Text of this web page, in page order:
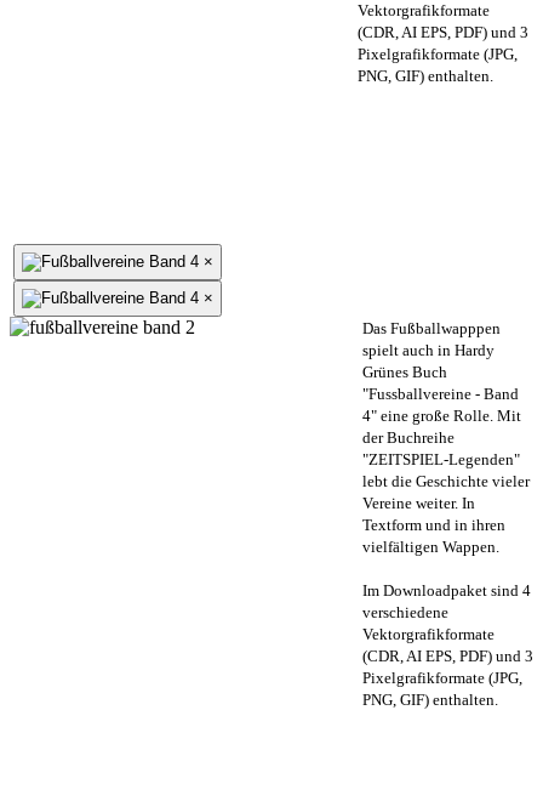
Vektorgrafikformate
(CDR, AI EPS, PDF) und 3
Pixelgrafikformate (JPG,
PNG, GIF) enthalten.
×
×
Das Fußballwapppen
spielt auch in Hardy
Grünes Buch
"Fussballvereine - Band
4" eine große Rolle. Mit
der Buchreihe
"ZEITSPIEL-Legenden"
lebt die Geschichte vieler
Vereine weiter. In
Textform und in ihren
vielfältigen Wappen.
Im Downloadpaket sind 4
verschiedene
Vektorgrafikformate
(CDR, AI EPS, PDF) und 3
Pixelgrafikformate (JPG,
PNG, GIF) enthalten.